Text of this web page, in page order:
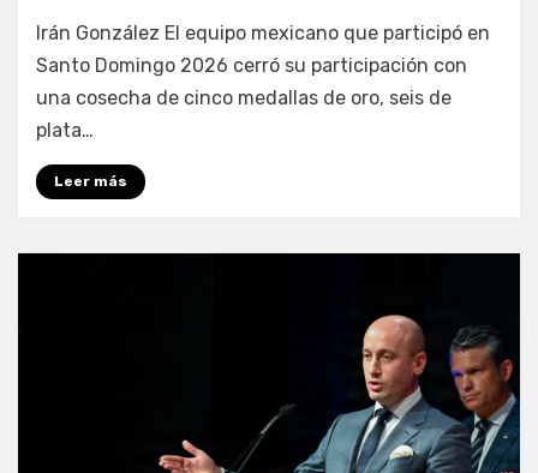
por Fernando Miranda Servín
Irán González El equipo mexicano que participó en
Santo Domingo 2026 cerró su participación con
una cosecha de cinco medallas de oro, seis de
plata…
Leer más